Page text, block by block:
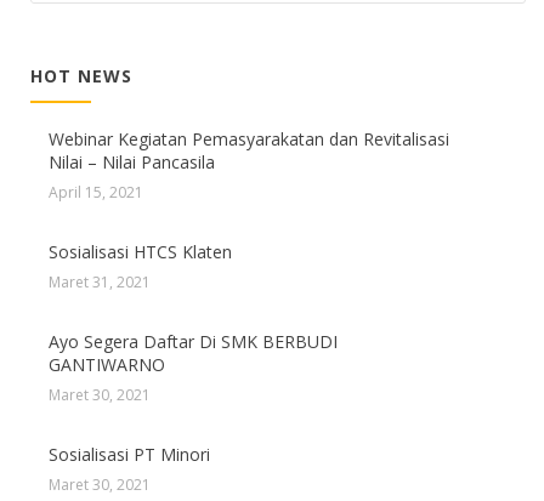
HOT NEWS
Webinar Kegiatan Pemasyarakatan dan Revitalisasi
Nilai – Nilai Pancasila
April 15, 2021
Sosialisasi HTCS Klaten
Maret 31, 2021
Ayo Segera Daftar Di SMK BERBUDI
GANTIWARNO
Maret 30, 2021
Sosialisasi PT Minori
Maret 30, 2021